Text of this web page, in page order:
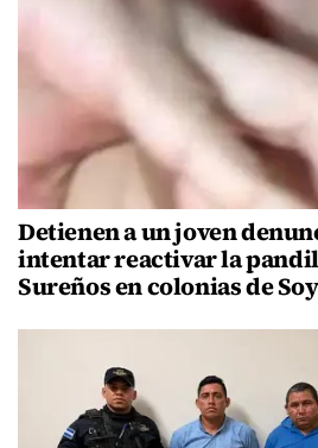
Detienen a un joven
intentar reactivar la
Sureños en colonias de